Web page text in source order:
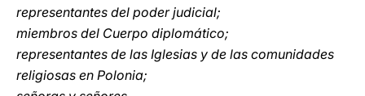
representantes del poder judicial;
miembros del Cuerpo diplomático;
representantes de las Iglesias y de las comunidades
religiosas en Polonia;